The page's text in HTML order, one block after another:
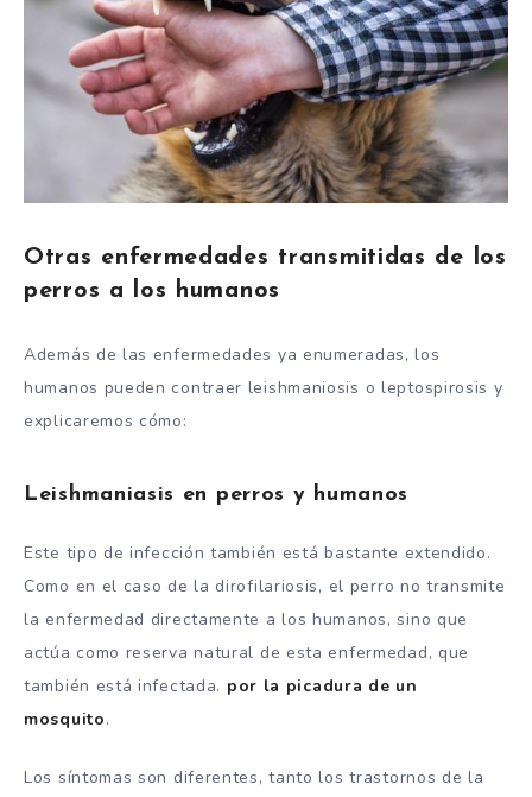
Otras enfermedades transmitidas de los
perros a los humanos
Además de las enfermedades ya enumeradas, los
humanos pueden contraer leishmaniosis o leptospirosis y
explicaremos cómo:
Leishmaniasis en perros y humanos
Este tipo de infección también está bastante extendido.
Como en el caso de la dirofilariosis, el perro no transmite
la enfermedad directamente a los humanos, sino que
actúa como reserva natural de esta enfermedad, que
también está infectada. por la picadura de un
mosquito.
Los síntomas son diferentes, tanto los trastornos de la